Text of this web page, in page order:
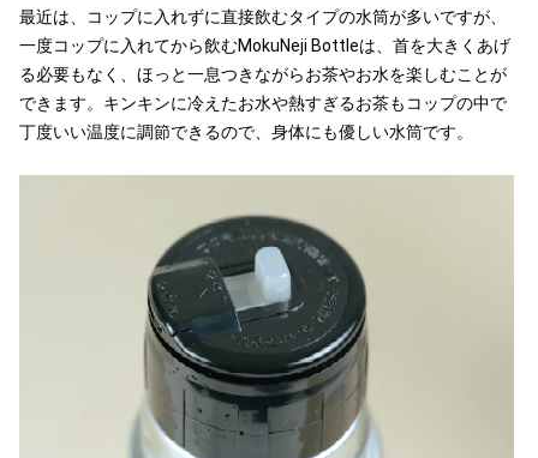
最近は、コップに入れずに直接飲むタイプの水筒が多いですが、
一度コップに入れてから飲むMokuNeji Bottleは、首を大きくあげ
る必要もなく、ほっと一息つきながらお茶やお水を楽しむことが
できます。キンキンに冷えたお水や熱すぎるお茶もコップの中で
丁度いい温度に調節できるので、身体にも優しい水筒です。